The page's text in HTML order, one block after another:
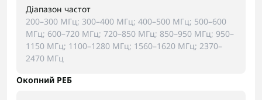
Діапазон частот
200–300 МГц; 300–400 МГц; 400–500 МГц; 500–600
МГц; 600–720 МГц; 720–850 МГц; 850–950 МГц; 950–
1150 МГц; 1100–1280 МГц; 1560–1620 МГц; 2370–
2470 МГц
Окопний РЕБ